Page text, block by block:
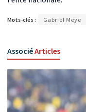
Mots-clés : Gabriel Meye
AssociéArticles